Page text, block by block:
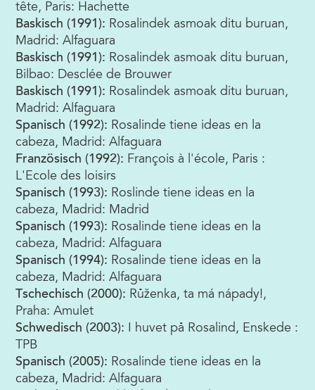
tête, Paris: Hachette
Baskisch (1991): Rosalindek asmoak ditu buruan,
Madrid: Alfaguara
Baskisch (1991): Rosalindek asmoak ditu buruan,
Bilbao: Desclée de Brouwer
Baskisch (1991): Rosalindek asmoak ditu buruan,
Madrid: Alfaguara
Spanisch (1992): Rosalinde tiene ideas en la
cabeza, Madrid: Alfaguara
Französisch (1992): François à l'école, Paris :
L'Ecole des loisirs
Spanisch (1993): Roslinde tiene ideas en la
cabeza, Madrid: Madrid
Spanisch (1993): Rosalinde tiene ideas en la
cabeza, Madrid: Alfaguara
Spanisch (1994): Rosalinde tiene ideas en la
cabeza, Madrid: Alfaguara
Tschechisch (2000): Růženka, ta má nápady!,
Praha: Amulet
Schwedisch (2003): I huvet på Rosalind, Enskede :
TPB
Spanisch (2005): Rosalinde tiene ideas en la
cabeza, Madrid: Alfaguara